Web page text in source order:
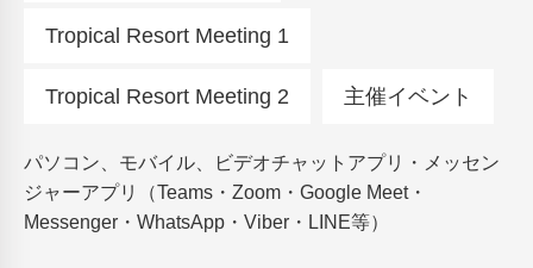
Tropical Resort Meeting 1
Tropical Resort Meeting 2 主催イベント
パソコン、モバイル、ビデオチャットアプリ・メッセン
ジャーアプリ（Teams・Zoom・Google Meet・
Messenger・WhatsApp・Viber・LINE等）